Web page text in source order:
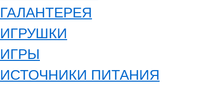
ГАЛАНТЕРЕЯ
ИГРУШКИ
ИГРЫ
ИСТОЧНИКИ ПИТАНИЯ